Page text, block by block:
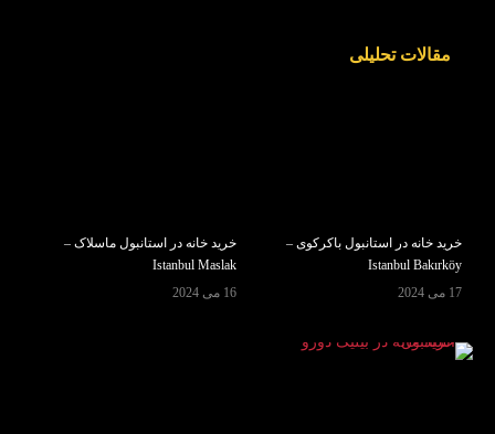
مقالات تحلیلی
خرید خانه در استانبول باکرکوی –
Istanbul Bakırköy
17 می 2024
خرید خانه در استانبول ماسلاک –
Istanbul Maslak
16 می 2024